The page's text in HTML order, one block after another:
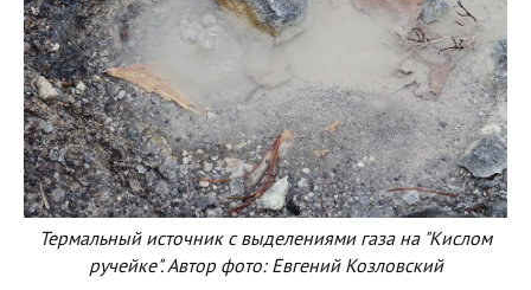
Термальный источник с выделениями газа на "Кислом
ручейке". Автор фото: Евгений Козловский